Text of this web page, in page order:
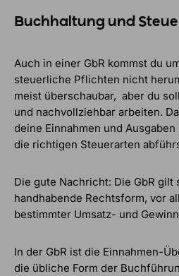
Buchhaltung und
Auch in einer GbR kommst du
steuerliche Pflichten nicht
meist überschaubar, aber du
und nachvollziehbar arbeiten.
deine Einnahmen und
die richtigen Steuerarten
Die gute Nachricht: Die GbR
handhabende Rechtsform, vor
bestimmter Umsatz- und
In der GbR ist die Einnahmen-
die übliche Form der